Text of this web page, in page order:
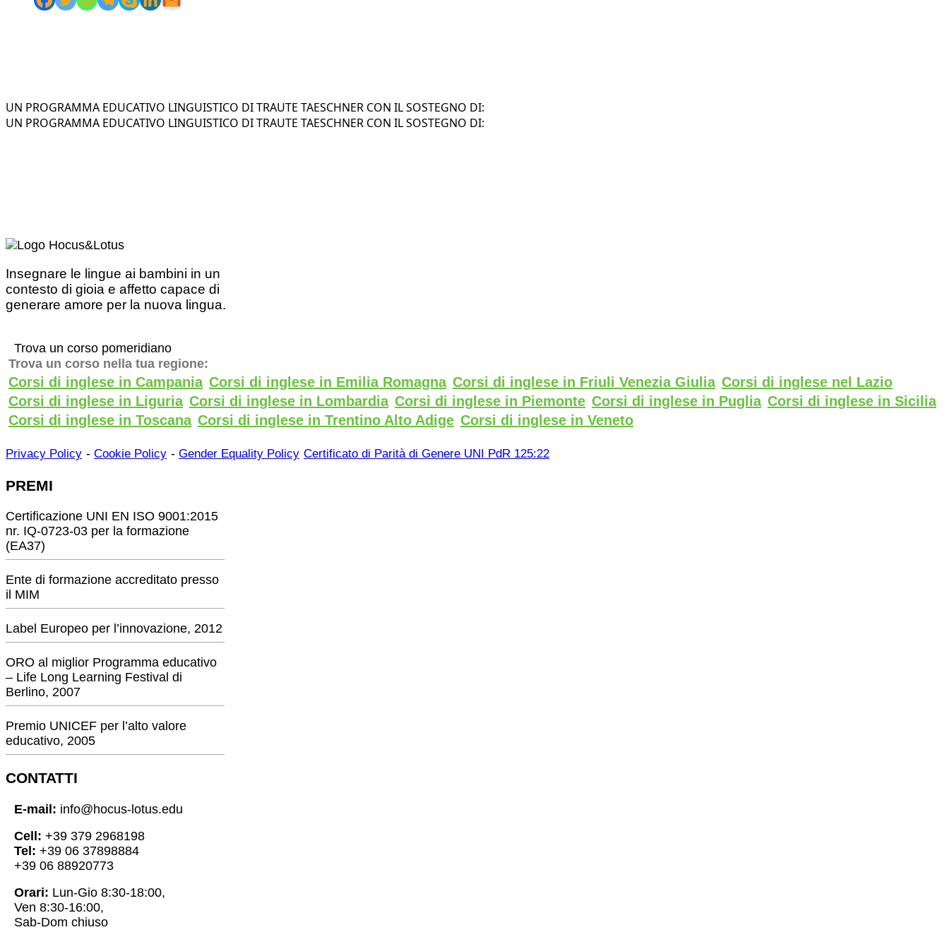
UN PROGRAMMA EDUCATIVO LINGUISTICO DI TRAUTE TAESCHNER CON IL SOSTEGNO DI:
UN PROGRAMMA EDUCATIVO LINGUISTICO DI TRAUTE TAESCHNER CON IL SOSTEGNO DI:
Insegnare le lingue ai bambini in un
contesto di gioia e affetto capace di
generare amore per la nuova lingua.
Trova un corso pomeridiano
Trova un corso nella tua regione:
Corsi di inglese in Campania Corsi di inglese in Emilia Romagna Corsi di inglese in Friuli Venezia Giulia Corsi di inglese nel Lazio
Corsi di inglese in Liguria Corsi di inglese in Lombardia Corsi di inglese in Piemonte Corsi di inglese in Puglia Corsi di inglese in Sicilia
Corsi di inglese in Toscana Corsi di inglese in Trentino Alto Adige Corsi di inglese in Veneto
Privacy Policy - Cookie Policy - Gender Equality Policy Certificato di Parità di Genere UNI PdR 125:22
PREMI
Certificazione UNI EN ISO 9001:2015
nr. IQ-0723-03 per la formazione
(EA37)
Ente di formazione accreditato presso
il MIM
Label Europeo per l’innovazione, 2012
ORO al miglior Programma educativo
– Life Long Learning Festival di
Berlino, 2007
Premio UNICEF per l’alto valore
educativo, 2005
CONTATTI
E-mail: info@hocus-lotus.edu
Cell: +39 379 2968198
Tel: +39 06 37898884
+39 06 88920773
Orari: Lun-Gio 8:30-18:00,
Ven 8:30-16:00,
Sab-Dom chiuso